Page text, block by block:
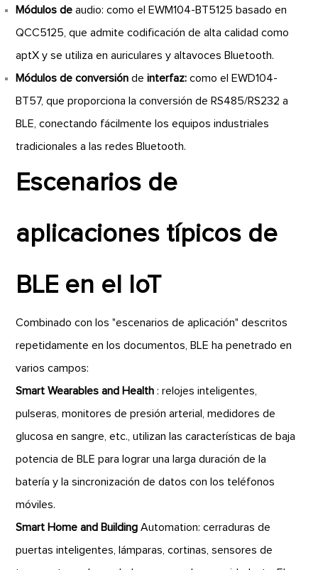
Módulos de audio: como el EWM104-BT5125 basado en
QCC5125, que admite codificación de alta calidad como
aptX y se utiliza en auriculares y altavoces Bluetooth.
Módulos de conversión deinterfaz: como el EWD104-
BT57, que proporciona la conversión de RS485/RS232 a
BLE, conectando fácilmente los equipos industriales
tradicionales a las redes Bluetooth.
Escenarios de
aplicaciones típicos de
BLE en el IoT
Combinado con los "escenarios de aplicación" descritos
repetidamente en los documentos, BLE ha penetrado en
varios campos:
Smart Wearables and Health : relojes inteligentes,
pulseras, monitores de presión arterial, medidores de
glucosa en sangre, etc., utilizan las características de baja
potencia de BLE para lograr una larga duración de la
batería y la sincronización de datos con los teléfonos
móviles.
Smart Home and Building Automation: cerraduras de
puertas inteligentes, lámparas, cortinas, sensores de